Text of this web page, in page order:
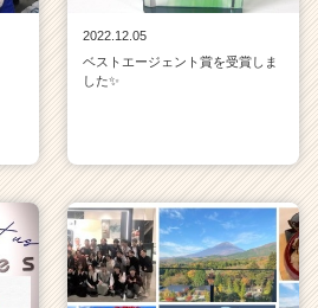
2022.12.05
ベストエージェント賞を受賞しま
した✨